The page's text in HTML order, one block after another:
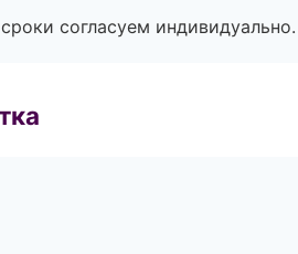
согласуем индивидуально.